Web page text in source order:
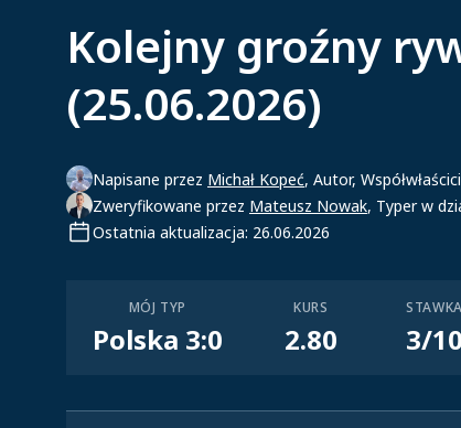
Kolejny groźny
(25.06.2026)
Napisane przez Michał Kopeć, Autor,
Zweryfikowane przez Mateusz Nowak, Typer w
Ostatnia aktualizacja: 26.06.2026
MÓJ TYP
Polska 3:0
KURS
2.80
STAWKA
3/10